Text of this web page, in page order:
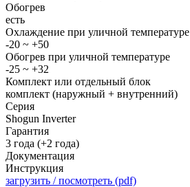
Обогрев
есть
Охлаждение при уличной температуре
-20 ~ +50
Обогрев при уличной температуре
-25 ~ +32
Комплект или отдельный блок
комплект (наружный + внутренний)
Серия
Shogun Inverter
Гарантия
3 года (+2 года)
Документация
Инструкция
загрузить / посмотреть (pdf)